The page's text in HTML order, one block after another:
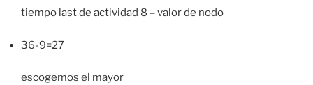
tiempo last de actividad 8 – valor de nodo
36-9=27
escogemos el mayor